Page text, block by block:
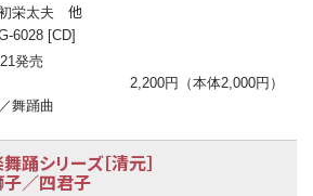
栄太夫 他
6028 [CD]
発売
2,200円（本体2,000円）
舞踊曲
踊シリーズ［清元］
／四君子